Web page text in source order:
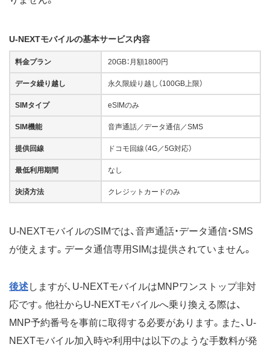
U-NEXTモバイルの基本サービス内容
料金プラン 20GB：月額1800円
データ繰り越し 永久限繰り越し（100GB上限）
SIMタイプ eSIMのみ
SIM機能 音声通話／データ通信／SMS
提供回線 ドコモ回線（4G／5G対応）
最低利用期間 なし
決済方法 クレジットカードのみ
U-NEXTモバイルのSIMでは、音声通話・データ通信・SMS
が使えます。データ通信専用SIMは提供されていません。
後述しますが、U-NEXTモバイルはMNPワンストップ非対
応です。他社からU-NEXTモバイルへ乗り換える際は、
MNP予約番号を事前に取得する必要があります。また、U-
NEXTモバイル加入時や利用中は以下のような手数料が発